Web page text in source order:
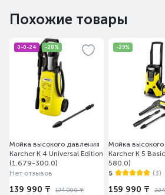
Похожие товары
0-0-24 -20%
Мойка высокого давления
Karcher K 4 Universal Edition
(1.679-300.0)
Нет отзывов
139 990 ₸ 174 990 ₸
-29%
Мойка
Karcher K 5
580.0)
5
(3)
159 990 ₸